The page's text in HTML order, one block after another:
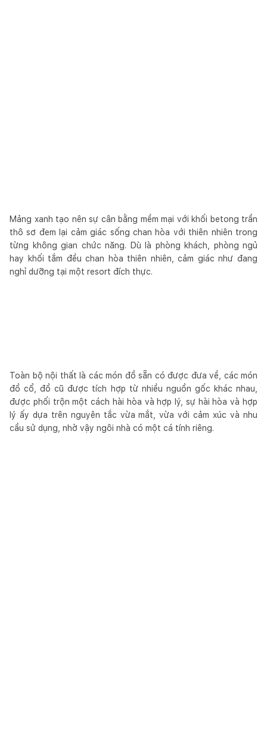
Mảng xanh tạo nên sự cân bằng mềm mại với khối betong trần
thô sơ đem lại cảm giác sống chan hòa với thiên nhiên trong
từng không gian chức năng. Dù là phòng khách, phòng ngủ
hay khối tắm đều chan hòa thiên nhiên, cảm giác như đang
nghỉ dưỡng tại một resort đích thực.
Toàn bộ nội thất là các món đồ sẵn có được đưa về, các món
đồ cổ, đồ cũ được tích hợp từ nhiều nguồn gốc khác nhau,
được phối trộn một cách hài hòa và hợp lý, sự hài hòa và hợp
lý ấy dựa trên nguyên tắc vừa mắt, vừa với cảm xúc và nhu
cầu sử dụng, nhờ vậy ngôi nhà có một cá tính riêng.